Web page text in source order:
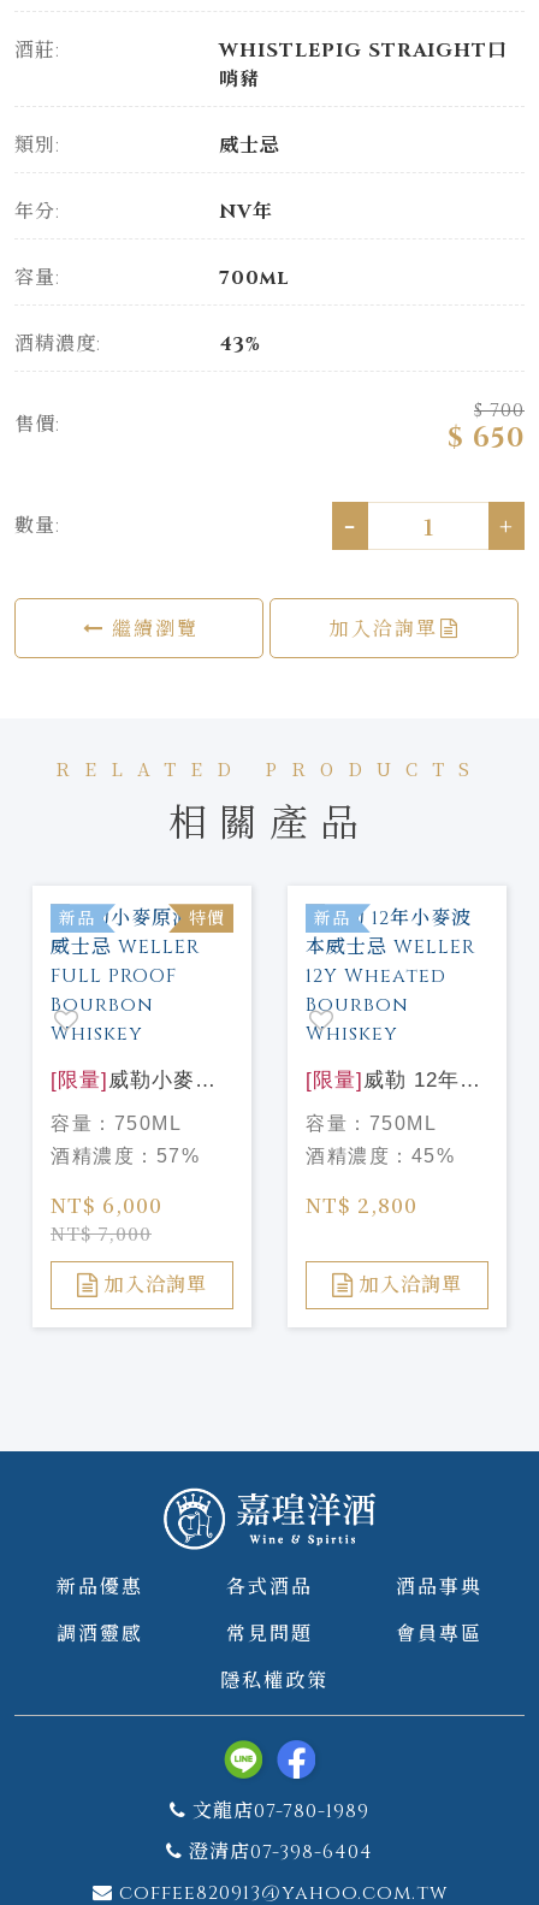
酒莊:
WHISTLEPIG STRAIGHT口
哨豬
類別: 威士忌
年分: NV年
容量: 700ml
酒精濃度: 43%
售價:
$ 700
$ 650
數量: - +
繼續瀏覽 加入洽詢單
RELATED PRODUCTS
相關產品
新品 特價
[限量] 威勒小麥原
酒波本威士忌
WELLER FULL
PROOF Bourbon
Whiskey
容量： 750ML
酒精濃度： 57%
NT$ 6,000
NT$ 7,000
加入洽詢單
新品
[限量] 威勒 12年小
麥波本威士忌
WELLER 12Y
Wheated Bourbon
Whiskey
容量： 750ML
酒精濃度： 45%
NT$ 2,800
加入洽詢單
新品優惠 各式酒品
酒品事典
調酒靈感
常見問題
會員專區
隱私權政策
文龍店07-780-1989
澄清店07-398-6404
coffee820913@yahoo.com.tw